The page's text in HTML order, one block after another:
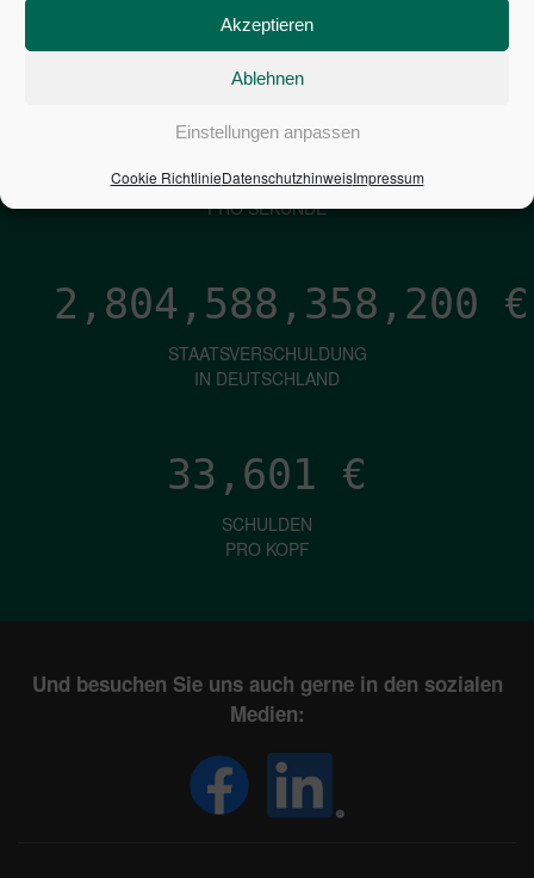
Akzeptieren
Ablehnen
Einstellungen anpassen
Cookie RichtlinieDatenschutzhinweisImpressum
PRO SEKUNDE
1,601€
ZINSEN
PRO SEKUNDE
2,804,588,359,469 €
STAATSVERSCHULDUNG
IN DEUTSCHLAND
33,601 €
SCHULDEN
PRO KOPF
Und besuchen Sie uns auch gerne in den sozialen
Medien: